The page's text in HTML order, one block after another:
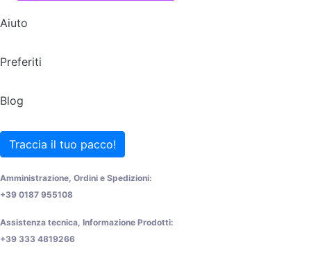
Aiuto
Preferiti
Blog
Traccia il tuo pacco!
Amministrazione, Ordini e Spedizioni:
+39 0187 955108
Assistenza tecnica, Informazione Prodotti:
+39 333 4819266